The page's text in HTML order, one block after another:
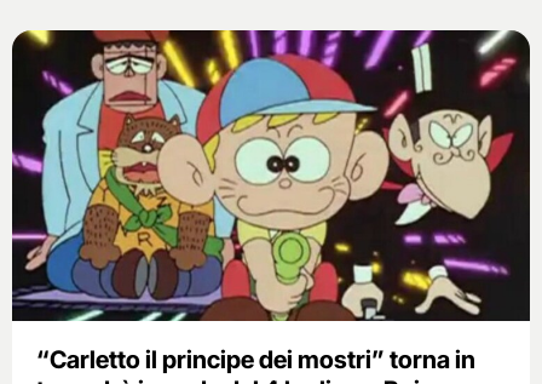
“Carletto il principe dei mostri” torna in